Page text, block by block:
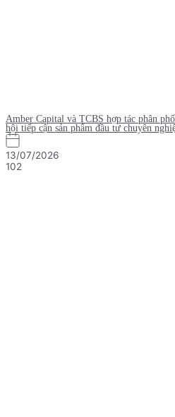
Amber Capital và TCBS hợp tác phân
hội tiếp cận sản phẩm đầu tư chuyên
13/07/2026
102